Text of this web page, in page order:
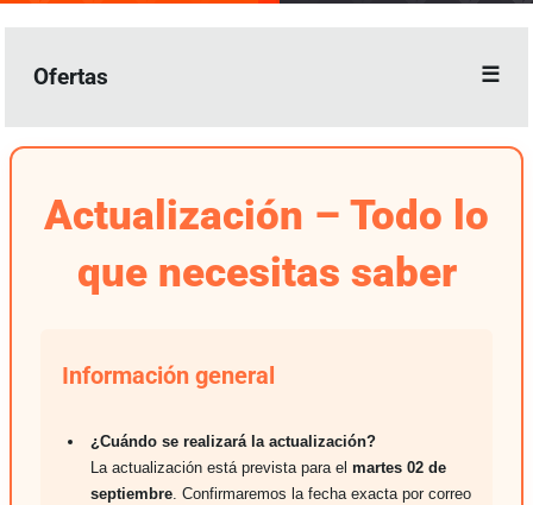
Ofertas
Summer Challenge
Twisters
Mystery Bounty
Actualización – Todo lo
que necesitas saber
Información general
¿Cuándo se realizará la actualización?
La actualización está prevista para el martes 02 de
septiembre. Confirmaremos la fecha exacta por correo